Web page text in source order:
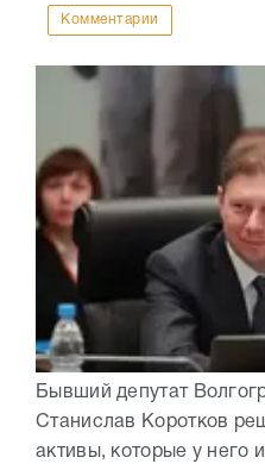
Комментарии
Бывший депутат
Станислав Коротков
активы, которые у него